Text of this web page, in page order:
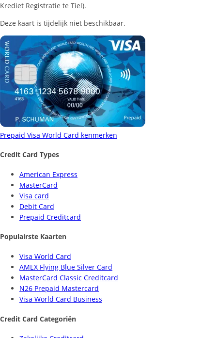
Krediet Registratie te Tiel).
Deze kaart is tijdelijk niet beschikbaar.
Prepaid Visa World Card kenmerken
Credit Card Types
American Express
MasterCard
Visa card
Debit Card
Prepaid Creditcard
Populairste Kaarten
Visa World Card
AMEX Flying Blue Silver Card
MasterCard Classic Creditcard
N26 Prepaid Mastercard
Visa World Card Business
Credit Card Categoriën